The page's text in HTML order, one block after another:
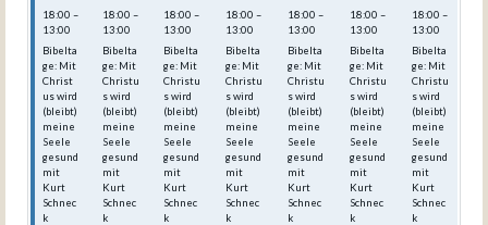
18:00 –
13:00
Bibelta
ge: Mit
Christ
us wird
(bleibt)
meine
Seele
gesund
mit
Kurt
Schnec
k
18:00 –
13:00
Bibelta
ge: Mit
Christu
s wird
(bleibt)
meine
Seele
gesund
mit
Kurt
Schnec
k
18:00 –
13:00
Bibelta
ge: Mit
Christu
s wird
(bleibt)
meine
Seele
gesund
mit
Kurt
Schnec
k
18:00 –
13:00
Bibelta
ge: Mit
Christu
s wird
(bleibt)
meine
Seele
gesund
mit
Kurt
Schnec
k
18:00 –
13:00
Bibelta
ge: Mit
Christu
s wird
(bleibt)
meine
Seele
gesund
mit
Kurt
Schnec
k
18:00 –
13:00
Bibelta
ge: Mit
Christu
s wird
(bleibt)
meine
Seele
gesund
mit
Kurt
Schnec
k
18:00 –
13:00
Bibelta
ge: Mit
Christu
s wird
(bleibt)
meine
Seele
gesund
mit
Kurt
Schnec
k